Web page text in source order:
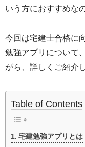
いう方におすすめな
今回は宅建士合格に
勉強アプリについて
がら、詳しくご紹介
Table of Contents
宅建勉強アプリとは